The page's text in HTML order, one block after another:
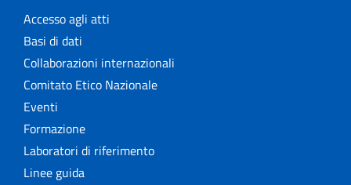
Accesso agli atti
Basi di dati
Collaborazioni internazionali
Comitato Etico Nazionale
Eventi
Formazione
Laboratori di riferimento
Linee guida